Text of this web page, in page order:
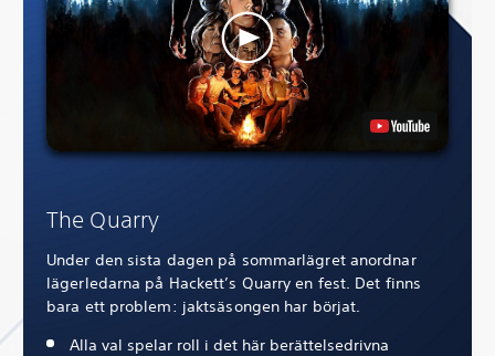
The Quarry
Under den sista dagen på sommarlägret anordnar
lägerledarna på Hackett’s Quarry en fest. Det finns
bara ett problem: jaktsäsongen har börjat.
Alla val spelar roll i det här berättelsedrivna